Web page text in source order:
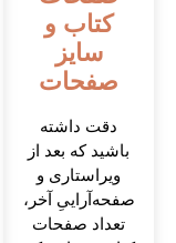
کتاب و
سایز
صفحات
دقت داشته
باشید که بعد از
ویراستاری و
صفحه‌آراییِ آخر،
تعداد صفحات